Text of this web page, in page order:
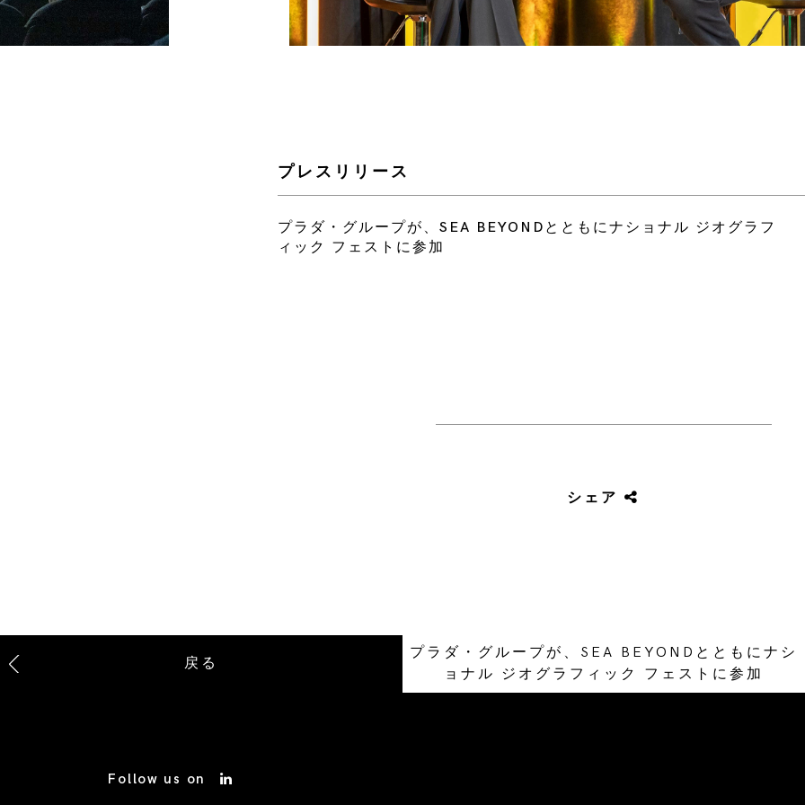
プレスリリース
プラダ・グループが、SEA BEYONDとともにナショナル ジオグラフ
ィック フェストに参加
シェア
戻る
プラダ・グループが、SEA BEYONDとともにナシ
ョナル ジオグラフィック フェストに参加
Follow us on